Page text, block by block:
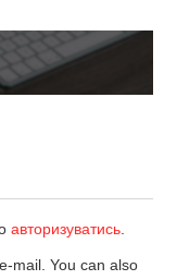
авторизуватись.
mail. You can also